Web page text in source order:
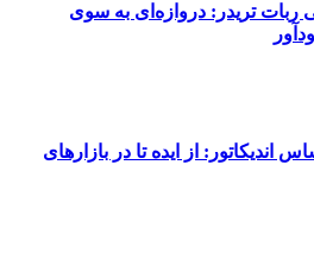
ربات تریدر: دروازه‌ای به سوی
از ایده تا در بازارهای